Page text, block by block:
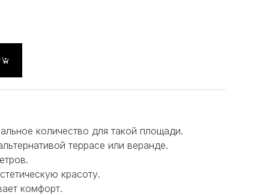
количество для такой площади.
террасе или веранде.
красоту.
комфорт.